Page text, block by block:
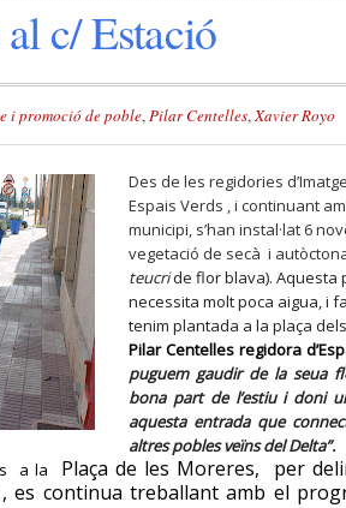
c/ Estació
i promoció de poble,Pilar Centelles,Xavier Royo
Des de les regidories
Espais Verds , i continuant
municipi, s’han instal·lat 6
vegetació de secà i
teucride flor blava). Aquesta
necessita molt poca aigua, i
tenim plantada a la plaça
Pilar Centelles regidora
puguem gaudir de la seua
bona part de l’estiu i doni
aquesta entrada que
altres pobles veïns del Delta”.
a la Plaça de les Moreres,
per
es continua treballant amb el